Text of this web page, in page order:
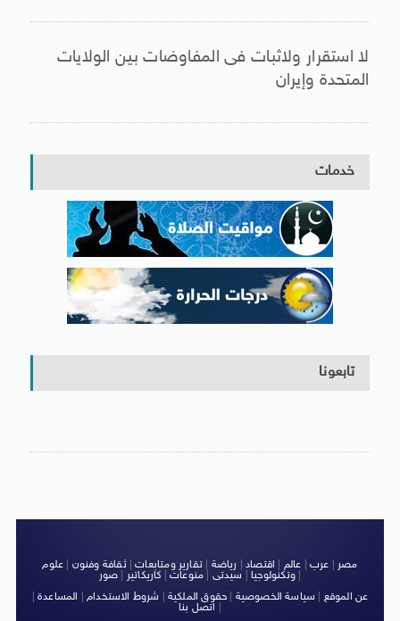
لا استقرار ولاثبات فى المفاوضات بين الولايات
المتحدة وإيران
خدمات
تابعونا
مصر عرب عالم اقتصاد رياضة |تقارير ومتابعات|ثقافة وفنون
علوم
وتكنولوجيا| سيدتى منوعات كاريكاتير صور
|
عن الموقع
سياسة الخصوصية حقوق الملكية شروط الاستخدام| المساعدة|
اتصل بنا